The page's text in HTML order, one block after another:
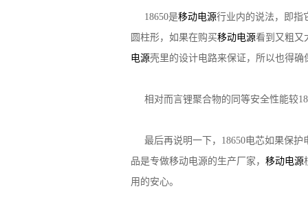
18650是移动电源行业内的说法，即指
圆柱形，如果在购买移动电源看到又粗又
电源壳里的设计电路来保证，所以也得
相对而言锂聚合物的同等安全性能较
最后再说明一下，18650电芯如果保护
品是专做移动电源的生产厂家， 移动电源
用的安心。